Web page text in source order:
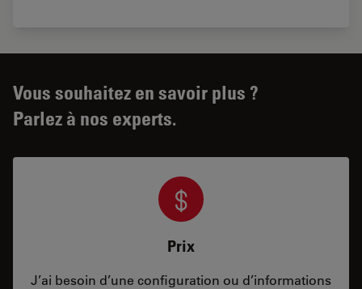
Vous souhaitez en savoir plus ?
Parlez à nos experts.
Prix
J’ai besoin d’une configuration ou d’informations